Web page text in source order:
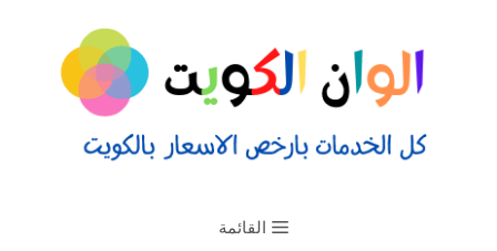
القائمة